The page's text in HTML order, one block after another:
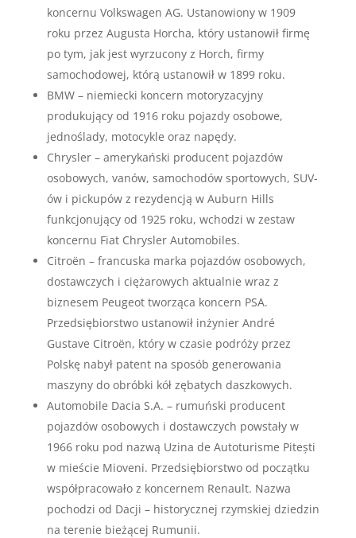
koncernu Volkswagen AG. Ustanowiony w 1909
roku przez Augusta Horcha, który ustanowił firmę
po tym, jak jest wyrzucony z Horch, firmy
samochodowej, którą ustanowił w 1899 roku.
BMW – niemiecki koncern motoryzacyjny
produkujący od 1916 roku pojazdy osobowe,
jednoślady, motocykle oraz napędy.
Chrysler – amerykański producent pojazdów
osobowych, vanów, samochodów sportowych, SUV-
ów i pickupów z rezydencją w Auburn Hills
funkcjonujący od 1925 roku, wchodzi w zestaw
koncernu Fiat Chrysler Automobiles.
Citroën – francuska marka pojazdów osobowych,
dostawczych i ciężarowych aktualnie wraz z
biznesem Peugeot tworząca koncern PSA.
Przedsiębiorstwo ustanowił inżynier André
Gustave Citroën, który w czasie podróży przez
Polskę nabył patent na sposób generowania
maszyny do obróbki kół zębatych daszkowych.
Automobile Dacia S.A. – rumuński producent
pojazdów osobowych i dostawczych powstały w
1966 roku pod nazwą Uzina de Autoturisme Pitești
w mieście Mioveni. Przedsiębiorstwo od początku
współpracowało z koncernem Renault. Nazwa
pochodzi od Dacji – historycznej rzymskiej dziedzin
na terenie bieżącej Rumunii.